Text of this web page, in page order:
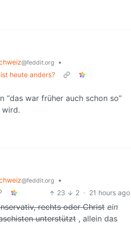
@feddit.org
•
heute anders?
“das war früher auch schon so”
@feddit.org
•
23 2 · 21 hours ago
rechts oder Christ ein
unterstützt , allein das